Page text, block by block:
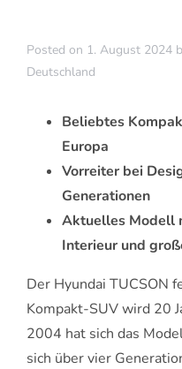
Posted on 1. August 2024
Deutschland
Beliebtes
Europa
Vorreiter bei
Generationen
Aktuelles Modell
Interieur und
Der Hyundai TUCSON
Kompakt-SUV wird 20
2004 hat sich das
sich über vier